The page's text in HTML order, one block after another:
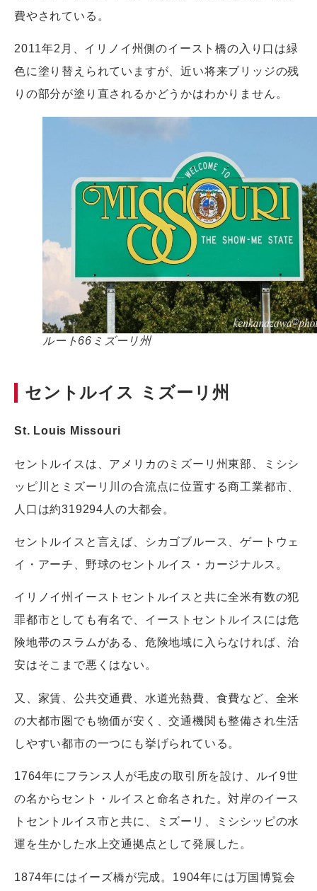
費やされている。
2011年2月、イリノイ州側のイースト橋の入り口は緑
色に塗り替えられていますが、近い将来ブリッジの残
りの部分が塗り直されるかどうかはわかりません。
ルート66ミズーリ州
セントルイス ミズーリ州
St. Louis Missouri
セントルイスは、アメリカのミズーリ州東部、ミシシ
ッピ川とミズーリ川の合流点に位置する商工業都市、
人口は約319294人の大都会。
セントルイスと言えば、シカゴブルース、ゲートウェ
イ・アーチ、野球のセントルイス・カージナルス。
イリノイ州イーストセントルイスと共に全米有数の犯
罪都市としても有名で、イーストセントルイスには危
険地帯のスラムがある、危険地域に入らなければ、治
安はそこまで悪くはない。
又、家賃、公共交通費、水道光熱費、食費など、全米
の大都市圏でも物価が安く、交通機関も整備され生活
しやすい都市の一つにも挙げられている。
1764年にフランス人が毛皮の取引所を設け、ルイ9世
の名からセント・ルイスと命名された。対岸のイース
トセントルイス市と共に、ミズーリ、ミシシッピの水
運を生かした水上交通拠点として発展した。
1874年にはイーズ橋が完成。1904年には万国博覧会